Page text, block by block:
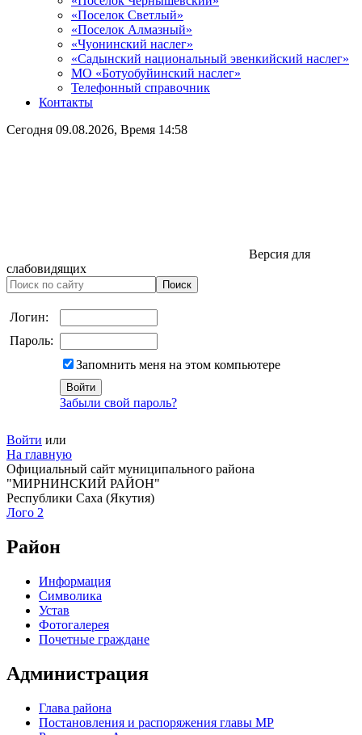
«Поселок Светлый»
«Поселок Алмазный»
«Чуонинский наслег»
«Садынский национальный эвенкийский наслег»
МО «Ботуобуйинский наслег»
Телефонный справочник
Контакты
Сегодня 09.08.2026, Время 14:58
Версия для
слабовидящих
Логин:
Пароль:
Запомнить меня на этом компьютере
Забыли свой пароль?
Войти или
На главную
Официальный сайт муниципального района
"МИРНИНСКИЙ РАЙОН"
Республики Саха (Якутия)
Лого 2
Район
Информация
Символика
Устав
Фотогалерея
Почетные граждане
Администрация
Глава района
Постановления и распоряжения главы МР